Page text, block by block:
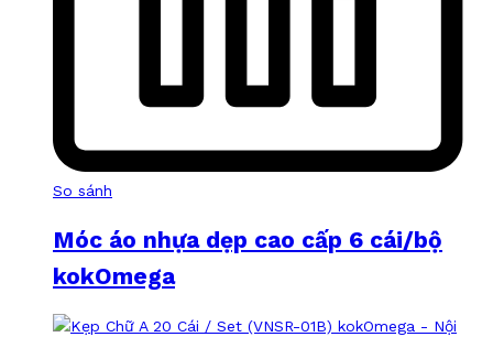
So sánh
Móc áo nhựa dẹp cao cấp 6 cái/bộ
kokOmega